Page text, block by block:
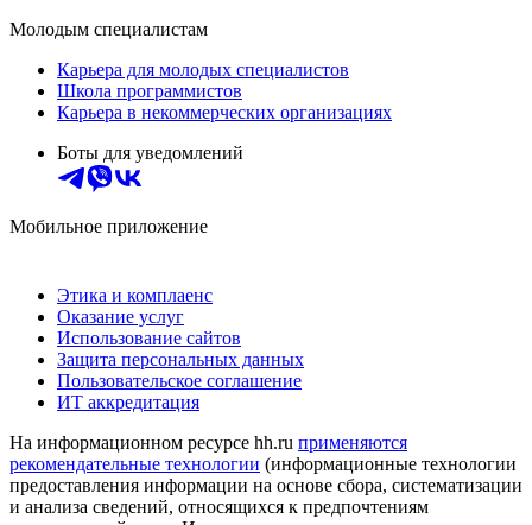
Молодым специалистам
Карьера для молодых специалистов
Школа программистов
Карьера в некоммерческих организациях
Боты для уведомлений
Мобильное приложение
Этика и комплаенс
Оказание услуг
Использование сайтов
Защита персональных данных
Пользовательское соглашение
ИТ аккредитация
На информационном ресурсе hh.ru применяются
рекомендательные технологии (информационные технологии
предоставления информации на основе сбора, систематизации
и анализа сведений, относящихся к предпочтениям